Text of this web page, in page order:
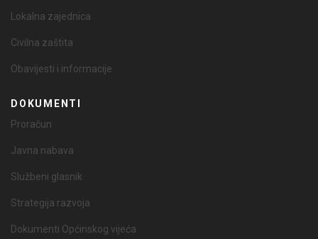
Lokalna zajednica
Civilna zaštita
Obavijesti i informacije
DOKUMENTI
Proračun
Javna nabava
Službeni glasnik
Strategija razvoja
Dokumenti Općinskog vijeća